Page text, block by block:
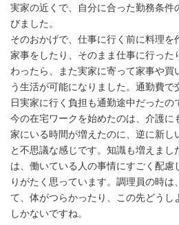
実家の近くで、自分に合った勤務条件
びました。
そのおかげで、仕事に行く前に料理を
家事をしたり、そのまま仕事に行った
わったら、また実家に寄って家事や買
う生活が可能になりました。通勤費
日実家に行く負担も通勤途中だったの
今の在宅ワークを始めたのは、介護に
家にいる時間が増えたのに、逆に新し
と不思議な感じです。知識も増えまし
は、働いている人の事情にすごく配慮
りがたく思っています。調理員の時は
て、体がつらかったり、この先どうし
しかないですね。